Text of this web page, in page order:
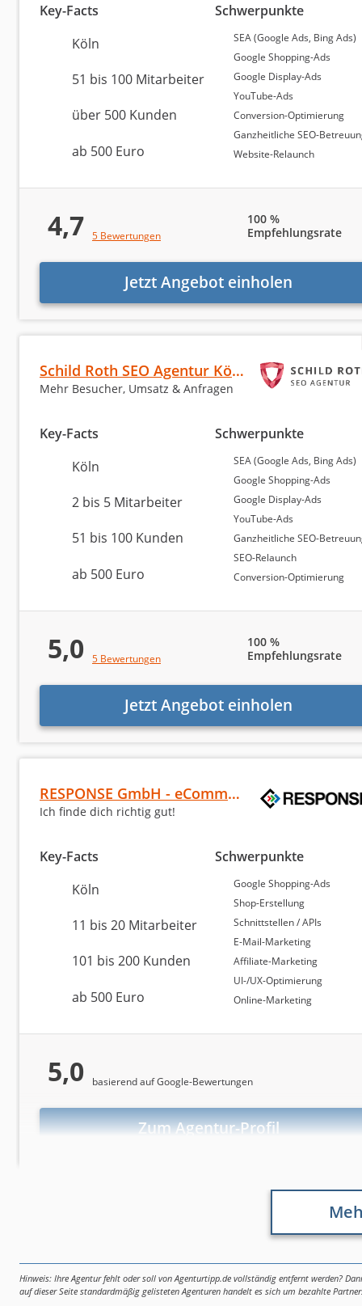
Markenaufbau und -strategie
Die Berechnung des Rankings der besten Google
Bewertungen. Mehr Informationen dazu finden Sie
Top 3 Google
SaphirSolution GmbH 360° Online-
ab 500 Euro (Monatsbudget)
SUMAX® 𝗦𝗘𝗢 𝗔𝗚𝗘𝗡𝗧𝗨𝗥
21 bis 50 Mitarbeiter
ab 500 Euro (Monatsbudget)
Platz 3 in Köln
Schild Roth SEO Agentur Köln
Köln
2 bis 5 Mitarbeiter
ab 500 Euro (Monatsbudget)
Google
Aktuell sind in Köln 7 verifizierte Google Ads-
Agenturtipp.de und 592 Google-Bewertungen bei
Mitarbeiter und durchschnittlich über 500 Kunden
benötigte monatliche Budget in der Kategorie
der Agenturen aus Köln zählen schwerpunktmäßig
Die Unternehmen in dieser Kategorie wurden in
(2022) und Agentursieger (2023) belegen die
Wir finden die
Garantiert
Schnelle
Key-Facts
Köln
51 bis 100 Mitarbeiter
über 500 Kunden
ab 500 Euro
Schwerpunkte
SEA (Google Ads, Bing Ads)
Google Shopping-Ads
Google Display-Ads
YouTube-Ads
Conversion-Optimierung
Ganzheitliche SEO-
Website-Relaunch
4,7 5 Bewertungen
100 %
Empfehlungsrate
Jetzt Angebot einholen
Schild Roth SEO Agentur Köln
Mehr Besucher, Umsatz & Anfragen
Key-Facts
Köln
2 bis 5 Mitarbeiter
51 bis 100 Kunden
ab 500 Euro
Schwerpunkte
SEA (Google Ads, Bing Ads)
Google Shopping-Ads
Google Display-Ads
YouTube-Ads
Ganzheitliche SEO-
SEO-Relaunch
Conversion-Optimierung
5,0 5 Bewertungen
100 %
Empfehlungsrate
Jetzt Angebot einholen
RESPONSE GmbH - eCommerce Agentur in Köln
Ich finde dich richtig gut!
Key-Facts
Köln
11 bis 20 Mitarbeiter
101 bis 200 Kunden
ab 500 Euro
Schwerpunkte
Google Shopping-Ads
Shop-Erstellung
Schnittstellen / APIs
E-Mail-Marketing
Affiliate-Marketing
UI-/UX-Optimierung
Online-Marketing
5,0 basierend auf Google-Bewertungen
Zum Agentur-Profil
Hinweis: Ihre Agentur fehlt oder soll von Agenturtipp.de vollständig entfernt werden?
auf dieser Seite standardmäßig gelisteten Agenturen handelt es sich um bezahlte